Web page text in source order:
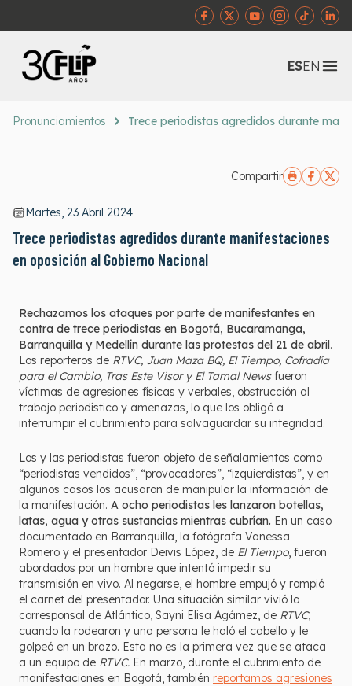
ESEN
Pronunciamientos Trece periodistas agredidos durante
Compartir
Martes, 23 Abril 2024
Trece periodistas agredidos durante manifestaciones
en oposición al Gobierno Nacional
Rechazamos los ataques por parte de manifestantes en
contra de trece periodistas en Bogotá, Bucaramanga,
Barranquilla y Medellín durante las protestas del 21 de abril.
Los reporteros de RTVC, Juan Maza BQ, El Tiempo, Cofradía
para el Cambio, Tras Este Visor y El Tamal Newsfueron
víctimas de agresiones físicas y verbales, obstrucción al
trabajo periodístico y amenazas, lo que los obligó a
interrumpir el cubrimiento para salvaguardar su integridad.
Los y las periodistas fueron objeto de señalamientos como
“periodistas vendidos”, “provocadores”, “izquierdistas”, y en
algunos casos los acusaron de manipular la información de
la manifestación. A ocho periodistas les lanzaron botellas,
latas, agua y otras sustancias mientras cubrían. En un caso
documentado en Barranquilla, la fotógrafa Vanessa
Romero y el presentador Deivis López, de El Tiempo, fueron
abordados por un hombre que intentó impedir su
transmisión en vivo. Al negarse, el hombre empujó y rompió
el carnet del presentador. Una situación similar vivió la
corresponsal de Atlántico, Sayni Elisa Agámez, de RTVC,
cuando la rodearon y una persona le haló el cabello y le
golpeó en un brazo. Esta no es la primera vez que se ataca
a un equipo de RTVC. En marzo, durante el cubrimiento de
manifestaciones en Bogotá, también reportamos agresiones